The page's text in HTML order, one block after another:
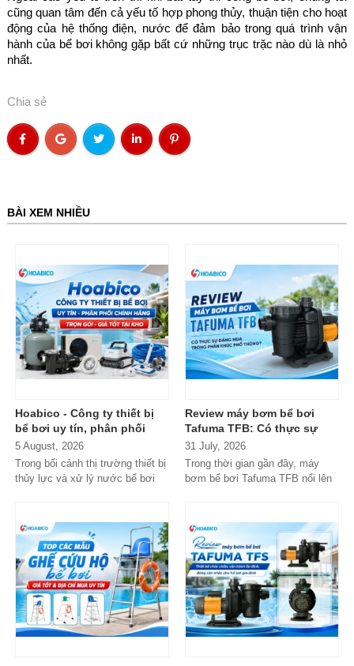
cũng quan tâm đến cả yếu tố hợp phong thủy, thuận tiện cho hoạt
động của hệ thống điện, nước để đảm bảo trong quá trình vận
hành của bể bơi không gặp bất cứ những trục trặc nào dù là nhỏ
nhất.
Chia sẻ
BÀI XEM NHIỀU
Hoabico - Công ty thiết bị
bể bơi uy tín, phân phối
chính hãng toàn quốc
5 August, 2026
Trong bối cảnh thị trường thiết bị
thủy lực và xử lý nước bể bơi
Review máy bơm bể bơi
Tafuma TFB: Có thực sự
đáng mua trong phân khúc
phổ thông?
31 July, 2026
Trong thời gian gần đây, máy
bơm bể bơi Tafuma TFB nổi lên